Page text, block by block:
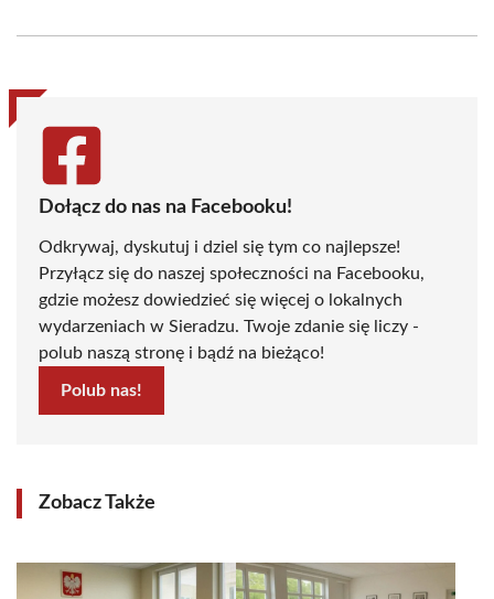
(Twitter)
Dołącz do nas na Facebooku!
Odkrywaj, dyskutuj i dziel się tym co najlepsze!
Przyłącz się do naszej społeczności na Facebooku,
gdzie możesz dowiedzieć się więcej o lokalnych
wydarzeniach w Sieradzu. Twoje zdanie się liczy -
polub naszą stronę i bądź na bieżąco!
Polub nas!
Zobacz Także